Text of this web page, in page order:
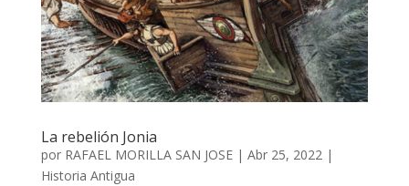
La rebelión Jonia
por RAFAEL MORILLA SAN JOSE| Abr 25, 2022|
Historia Antigua